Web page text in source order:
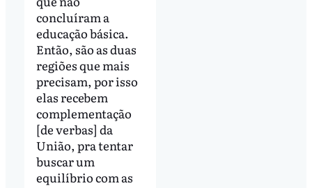
concluíram a
educação básica.
Então, são as duas
regiões que mais
precisam, por isso
elas recebem
complementação
[de verbas] da
União, pra tentar
buscar um
equilíbrio com as